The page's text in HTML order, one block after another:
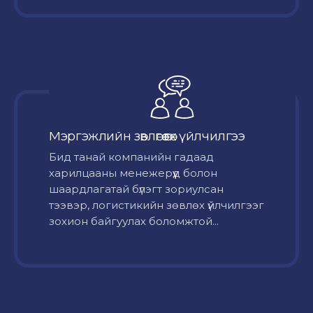
Мэргэжлийн зөвлөгөө өгөх үйлчилгээ
Бид танай компанийн гадаад
харилцааны менежерүүд болон
шаардлагатай бүлэгт зориулсан
тээвэр, логистикийн зөвлөх үйлчилгээг
зохион байгуулах боломжтой...